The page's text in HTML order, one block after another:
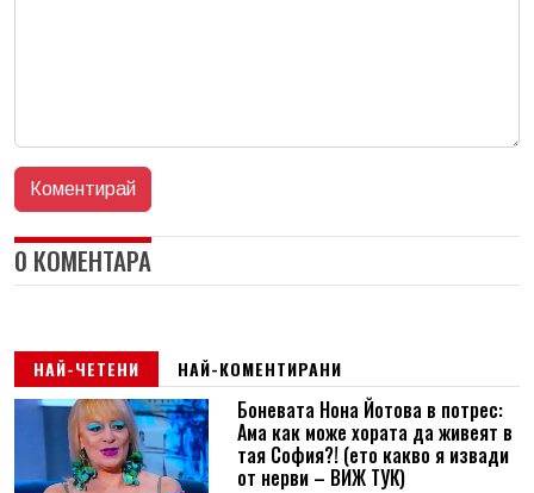
0 КОМЕНТАРА
НАЙ-ЧЕТЕНИ НАЙ-КОМЕНТИРАНИ
Боневата Нона Йотова в потрес:
Ама как може хората да живеят в
тая София?! (ето какво я извади
от нерви – ВИЖ ТУК)